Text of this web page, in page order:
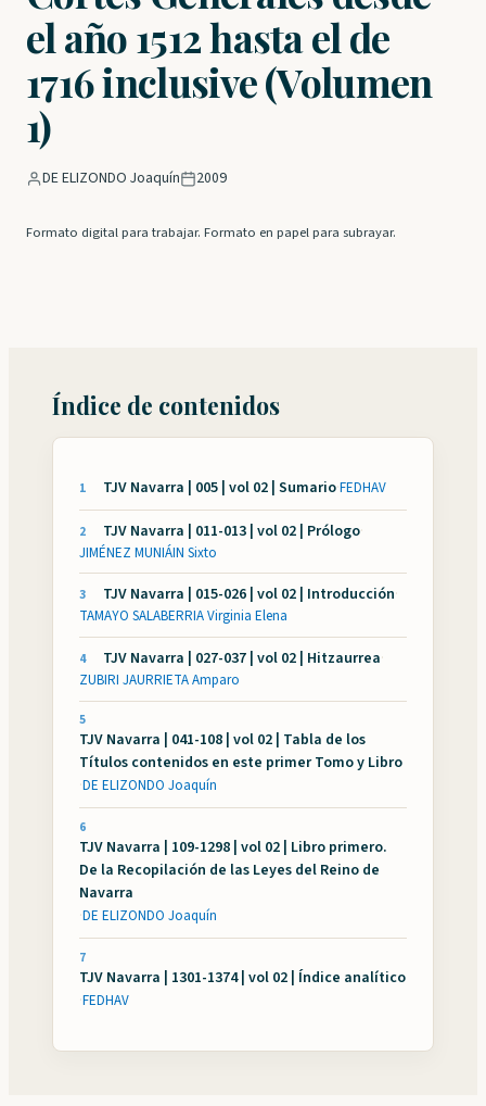
el año 1512 hasta el de
1716 inclusive (Volumen
1)
DE ELIZONDO Joaquín 2009
Formato digital para trabajar. Formato en papel para subrayar.
Índice de contenidos
1 TJV Navarra | 005 | vol 02 | Sumario·FEDHAV
2 TJV Navarra | 011-013 | vol 02 | Prólogo·
JIMÉNEZ MUNIÁIN Sixto
3 TJV Navarra | 015-026 | vol 02 | Introducción·
TAMAYO SALABERRIA Virginia Elena
4 TJV Navarra | 027-037 | vol 02 | Hitzaurrea·
ZUBIRI JAURRIETA Amparo
5
TJV Navarra | 041-108 | vol 02 | Tabla de los
Títulos contenidos en este primer Tomo y Libro
·DE ELIZONDO Joaquín
6
TJV Navarra | 109-1298 | vol 02 | Libro primero.
De la Recopilación de las Leyes del Reino de
Navarra
·DE ELIZONDO Joaquín
7
TJV Navarra | 1301-1374 | vol 02 | Índice analítico
·FEDHAV